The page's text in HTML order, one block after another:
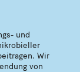
und
Wir
von